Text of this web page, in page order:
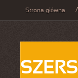
Strona główna